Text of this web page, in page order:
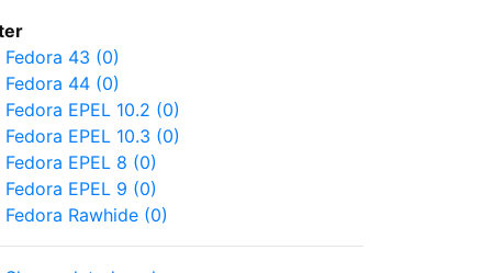
Fedora 43 (0)
Fedora 44 (0)
Fedora EPEL 10.2 (0)
Fedora EPEL 10.3 (0)
Fedora EPEL 8 (0)
Fedora EPEL 9 (0)
Fedora Rawhide (0)